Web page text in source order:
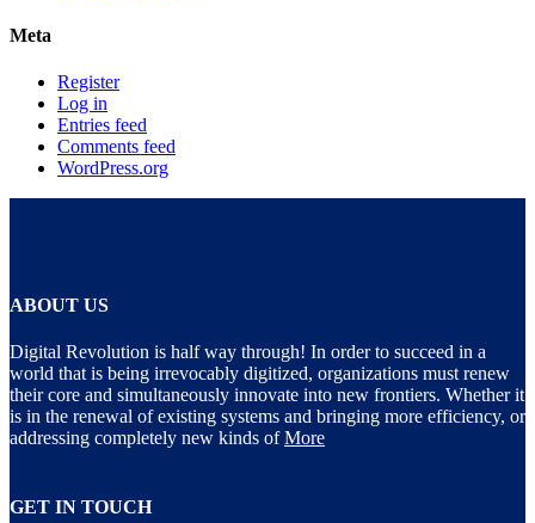
Meta
Register
Log in
Entries feed
Comments feed
WordPress.org
ABOUT US
Digital Revolution is half way through! In order to succeed in a
world that is being irrevocably digitized, organizations must renew
their core and simultaneously innovate into new frontiers. Whether it
is in the renewal of existing systems and bringing more efficiency, or
addressing completely new kinds ofMore
GET IN TOUCH